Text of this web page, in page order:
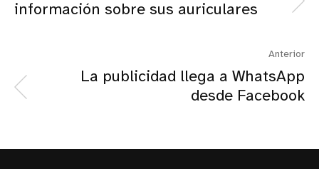
información sobre sus auriculares
Anterior
La publicidad llega a WhatsApp
desde Facebook